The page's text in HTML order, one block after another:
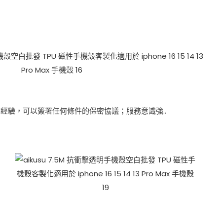
驗，可以簽署任何條件的保密協議；服務意識強..